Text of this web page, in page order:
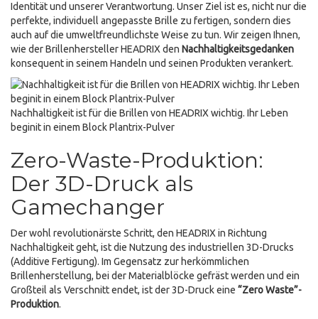
Identität und unserer Verantwortung. Unser Ziel ist es, nicht nur die
perfekte, individuell angepasste Brille zu fertigen, sondern dies
auch auf die umweltfreundlichste Weise zu tun. Wir zeigen Ihnen,
wie der Brillenhersteller HEADRIX den Nachhaltigkeitsgedanken
konsequent in seinem Handeln und seinen Produkten verankert.
Nachhaltigkeit ist für die Brillen von HEADRIX wichtig. Ihr Leben
beginit in einem Block Plantrix-Pulver
Zero-Waste-Produktion:
Der 3D-Druck als
Gamechanger
Der wohl revolutionärste Schritt, den HEADRIX in Richtung
Nachhaltigkeit geht, ist die Nutzung des industriellen 3D-Drucks
(Additive Fertigung). Im Gegensatz zur herkömmlichen
Brillenherstellung, bei der Materialblöcke gefräst werden und ein
Großteil als Verschnitt endet, ist der 3D-Druck eine “Zero Waste”-
Produktion.